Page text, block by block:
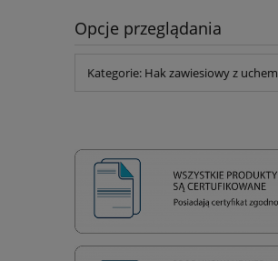
Opcje przeglądania
Kategorie: Hak zawiesiowy z uchem